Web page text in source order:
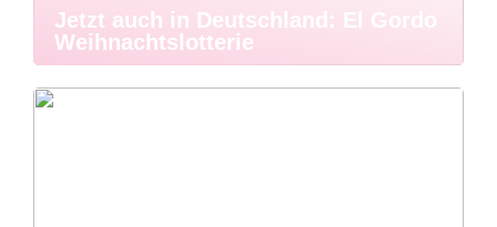
Jetzt auch in Deutschland: El Gordo
Weihnachtslotterie